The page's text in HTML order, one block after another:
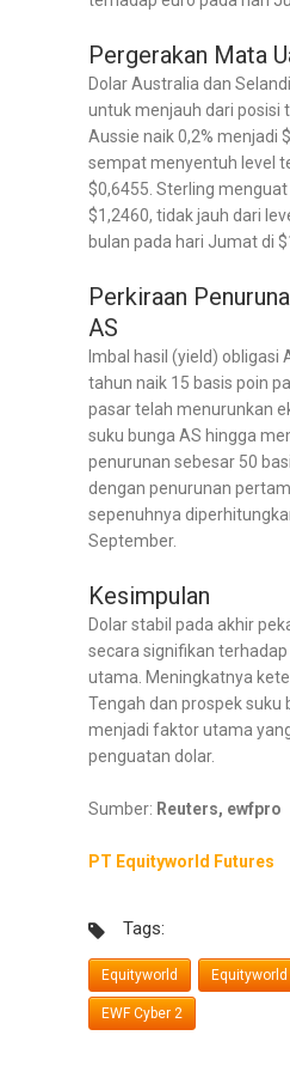
Pergerakan Mata
Dolar Australia dan
untuk menjauh dari posisi
Aussie naik 0,2% menjadi
sempat menyentuh level
$0,6455. Sterling
$1,2460, tidak jauh dari
bulan pada hari Jumat di
Perkiraan
AS
Imbal hasil (yield) obligasi
tahun naik 15 basis poin
pasar telah menurunkan
suku bunga AS hingga
penurunan sebesar 50
dengan penurunan
sepenuhnya
September.
Kesimpulan
Dolar stabil pada akhir
secara signifikan
utama. Meningkatnya
Tengah dan prospek suku
menjadi faktor utama
penguatan dolar.
Sumber: Reuters, ewfpro
PT Equityworld Futures
Tags:
Equityworld
EWF Cyber 2